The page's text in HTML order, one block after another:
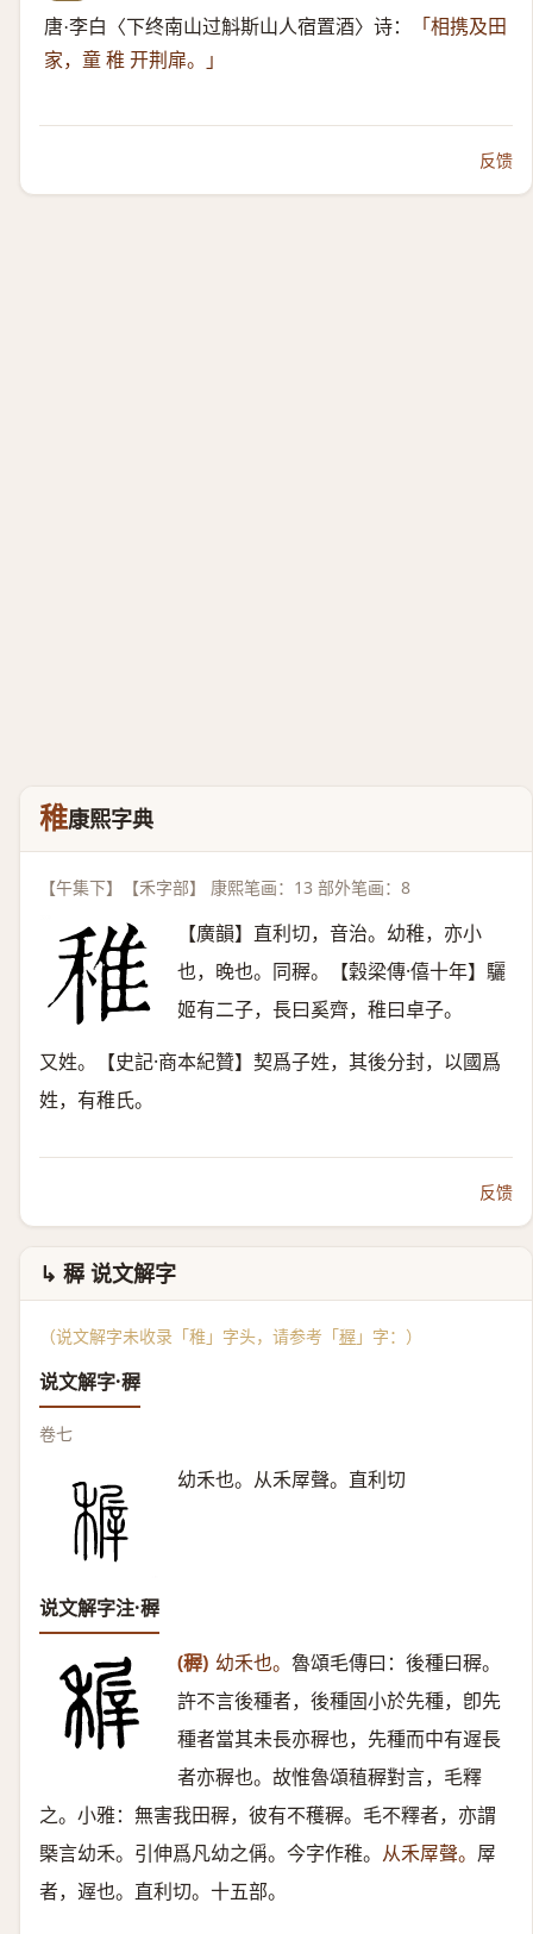
唐·李白〈下终南山过斛斯山人宿置酒〉诗：
「相携及田
家，童 稚 开荆扉。」
反馈
稚康熙字典
【午集下】【禾字部】 康熙笔画：13 部外笔画：8
【廣韻】直利切，音治。幼稚，亦小
也，晚也。同稺。【穀梁傳·僖十年】驪
姬有二子，長曰奚齊，稚曰卓子。
又姓。【史記·商本紀贊】契爲子姓，其後分封，以國爲
姓，有稚氏。
反馈
↳ 稺 说文解字
（说文解字未收录「稚」字头，请参考「稺 」字：）
说文解字·稺
卷七
幼禾也。从禾屖聲。直利切
说文解字注·稺
(稺) 幼禾也。 魯頌毛傳曰：後種曰稺。
許不言後種者，後種固小於先種，卽先
種者當其未長亦稺也，先種而中有遟長
者亦稺也。故惟魯頌稙稺對言，毛釋
之。小雅：無害我田稺，彼有不穫稺。毛不釋者，亦謂
槩言幼禾。引伸爲凡幼之偁。今字作稚。 从禾屖聲。 屖
者，遟也。直利切。十五部。